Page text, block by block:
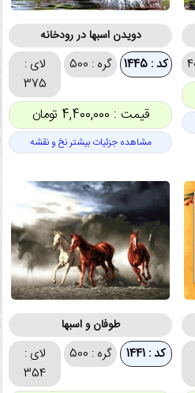
دویدن اسبها در رودخانه
کد : 1445 گره : 500
لای :
375
قیمت : 4,400,000 تومان
مشاهده جزئیات بیشتر نخ و نقشه
طوفان و اسبها
کد : 1441 گره : 500
لای :
354